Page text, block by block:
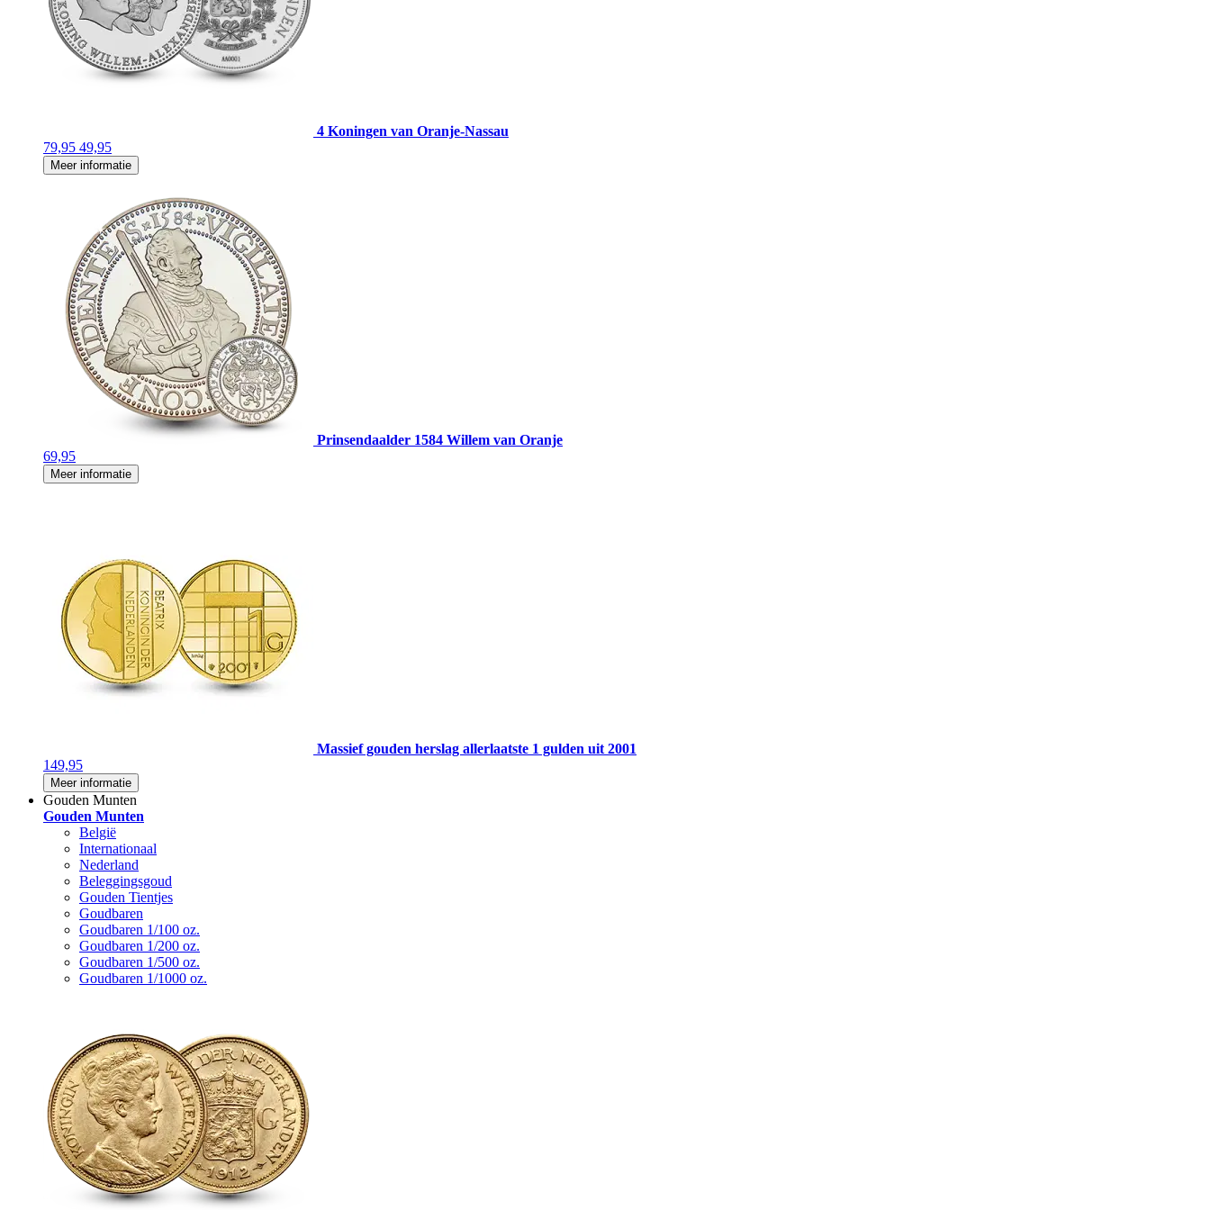
4 Koningen van Oranje-Nassau
79,95 49,95
Meer informatie
Prinsendaalder 1584 Willem van Oranje
69,95
Meer informatie
Massief gouden herslag allerlaatste 1 gulden uit 2001
149,95
Meer informatie
Gouden Munten
Gouden Munten
België
Internationaal
Nederland
Beleggingsgoud
Gouden Tientjes
Goudbaren
Goudbaren 1/100 oz.
Goudbaren 1/200 oz.
Goudbaren 1/500 oz.
Goudbaren 1/1000 oz.